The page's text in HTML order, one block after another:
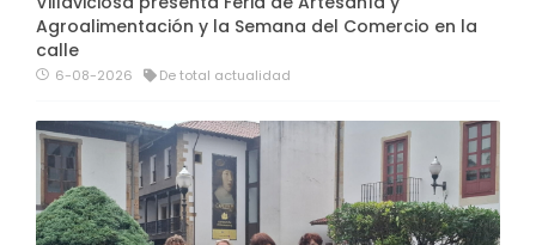
Agroalimentación y la Semana del Comercio en la
calle
6-08-2026 De total actualidad